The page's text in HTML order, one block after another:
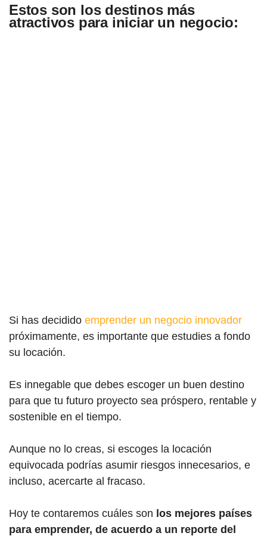
Estos son los destinos más
atractivos para iniciar un negocio:
Si has decidido emprender un negocio innovador
próximamente, es importante que estudies a fondo
su locación.
Es innegable que debes escoger un buen destino
para que tu futuro proyecto sea próspero, rentable y
sostenible en el tiempo.
Aunque no lo creas, si escoges la locación
equivocada podrías asumir riesgos innecesarios, e
incluso, acercarte al fracaso.
Hoy te contaremos cuáles son los mejores países
para emprender, de acuerdo a un reporte del